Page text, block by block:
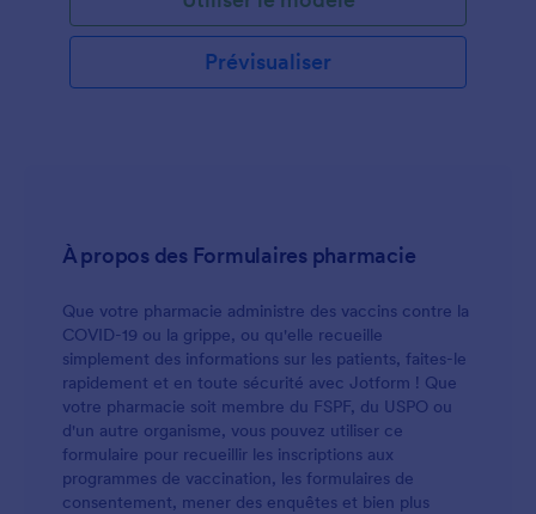
besoin, puis intégrez le formulaire dans votre site
Web, partagez-le avec un lien ou demandez aux
patients de le remplir en personne sur la tablette ou
formulaire pour collecter les antécédents médicaux
des clients en même temps. Vous pouvez même
sur plus de 100 plateformes populaires, notamment
Google Drive, Dropbox, Box et bien d'autres !
N'oubliez pas de mettre à niveau pour protéger les
informations sensibles sur la santé des patients avec
la conformité HIPAA. Remplacez les formulaires
papier, soyez plus efficace et réduisez le temps de
contact avec un formulaire d'enregistrement de
vaccin COVID-19 gratuit en ligne.
Prévisualiser
À propos des Formulaires pharmacie
Que votre pharmacie administre des vaccins contre la
COVID-19 ou la grippe, ou qu'elle recueille
simplement des informations sur les patients, faites-le
rapidement et en toute sécurité avec Jotform ! Que
votre pharmacie soit membre du FSPF, du USPO ou
d'un autre organisme, vous pouvez utiliser ce
formulaire pour recueillir les inscriptions aux
programmes de vaccination, les formulaires de
consentement, mener des enquêtes et bien plus